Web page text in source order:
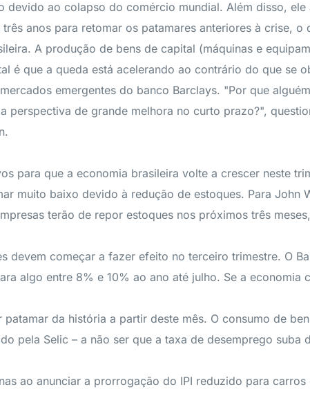
devido ao colapso do comércio mundial. Além disso, ele
anos para retomar os patamares anteriores à crise, o
A produção de bens de capital (máquinas e
é que a queda está acelerando ao contrário do que se
emergentes do banco Barclays. "Por que
perspectiva de grande melhora no curto prazo?",
para que a economia brasileira volte a crescer neste
muito baixo devido à redução de estoques. Para John
terão de repor estoques nos próximos três
devem começar a fazer efeito no terceiro trimestre. O
algo entre 8% e 10% ao ano até julho. Se a economia
da história a partir deste mês. O consumo de
pela Selic – a não ser que a taxa de desemprego suba
ao anunciar a prorrogação do IPI reduzido para